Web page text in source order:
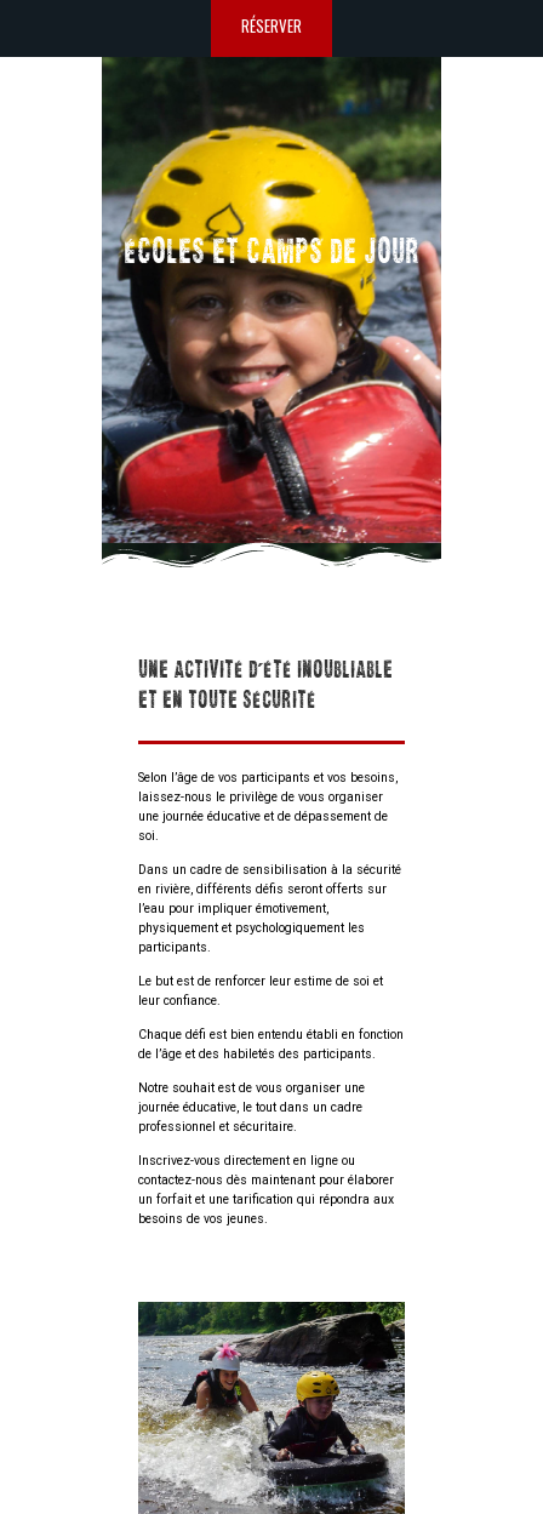
RÉSERVER
ÉCOLES ET CAMPS DE JOUR
UNE ACTIVITÉ D’ÉTÉ INOUBLIABLE
ET EN TOUTE SÉCURITÉ
Selon l’âge de vos participants et vos besoins,
laissez-nous le privilège de vous organiser
une journée éducative et de dépassement de
soi.
Dans un cadre de sensibilisation à la sécurité
en rivière, différents défis seront offerts sur
l’eau pour impliquer émotivement,
physiquement et psychologiquement les
participants.
Le but est de renforcer leur estime de soi et
leur confiance.
Chaque défi est bien entendu établi en fonction
de l’âge et des habiletés des participants.
Notre souhait est de vous organiser une
journée éducative, le tout dans un cadre
professionnel et sécuritaire.
Inscrivez-vous directement en ligne ou
contactez-nous dès maintenant pour élaborer
un forfait et une tarification qui répondra aux
besoins de vos jeunes.